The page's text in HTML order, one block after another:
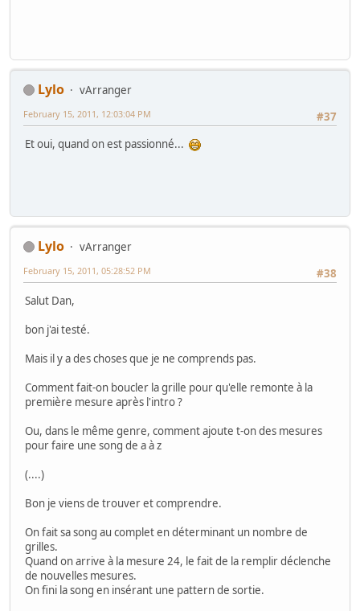
Lylo
vArranger
#37
February 15, 2011, 12:03:04 PM
Et oui, quand on est passionné...
Lylo
vArranger
#38
February 15, 2011, 05:28:52 PM
Salut Dan,
bon j'ai testé.
Mais il y a des choses que je ne comprends pas.
Comment fait-on boucler la grille pour qu'elle remonte à la
première mesure après l'intro ?
Ou, dans le même genre, comment ajoute t-on des mesures
pour faire une song de a à z
(....)
Bon je viens de trouver et comprendre.
On fait sa song au complet en déterminant un nombre de
grilles.
Quand on arrive à la mesure 24, le fait de la remplir déclenche
de nouvelles mesures.
On fini la song en insérant une pattern de sortie.